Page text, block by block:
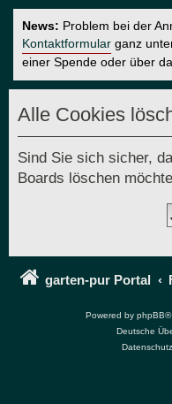
News: Problem bei der
Kontaktformular ganz
einer Spende oder über
Alle Cookies
Sind Sie sich sicher,
Boards löschen
garten-pur Portal
Powered by phpBB®
Deutsche
Datenschutz